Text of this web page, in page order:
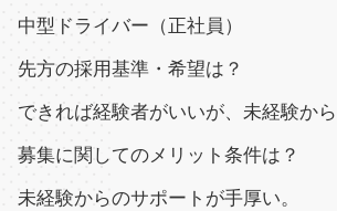
中型ドライバー（正社員）
先方の採用基準・希望は？
できれば経験者がいいが、未経験か
募集に関してのメリット条件は？
未経験からのサポートが手厚い。